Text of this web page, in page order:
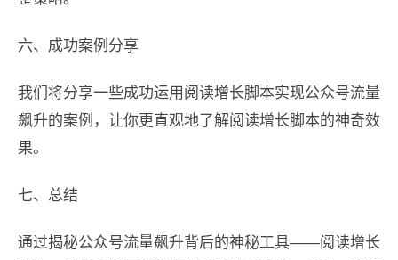
六、成功案例分享
我们将分享一些成功运用阅读增长脚本实现公众号流量
飙升的案例，让你更直观地了解阅读增长脚本的神奇效
果。
七、总结
通过揭秘公众号流量飙升背后的神秘工具——阅读增长